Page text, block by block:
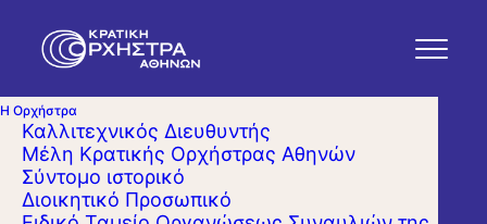
Η Ορχήστρα
Καλλιτεχνικός Διευθυντής
Μέλη Κρατικής Ορχήστρας Αθηνών
Σύντομο ιστορικό
Διοικητικό Προσωπικό